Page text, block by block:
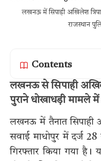
लखनऊ में सिपाही अखिलेश
राजस्थान
Contents
लखनऊ से सिपाही
पुराने धोखाधड़ी मामले में
लखनऊ में तैनात सिपाही
सवाई माधोपुर में दर्ज
गिरफ्तार किया गया है।